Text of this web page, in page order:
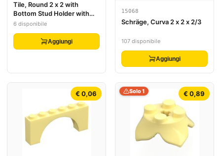
Tile, Round 2 x 2 with
Bottom Stud Holder with
Super Mario Scanner Code
71406 / 71418
6 disponibile
Aggiungi
15068
Schräge, Curva 2 x 2 x 2/3
107 disponibile
Aggiungi
€ 0,06 € 0,89
Solo 1